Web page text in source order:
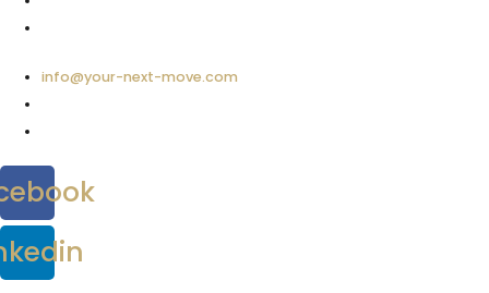
info@your-next-move.com